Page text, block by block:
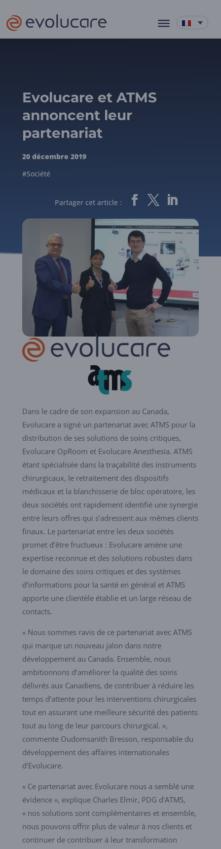
Evolucare et ATMS
annoncent leur
partenariat
20 décembre 2019
#Société
Partager cet article :
Dans le cadre de son expansion au Canada,
Evolucare a signé un partenariat avec ATMS pour la
distribution de ses solutions de soins critiques,
Evolucare OpRoom et Evolucare Anesthesia. ATMS
étant spécialisée dans la traçabilité des instruments
chirurgicaux, le retraitement des dispositifs
médicaux et la blanchisserie de bloc opératoire, les
deux sociétés ont rapidement identifié une synergie
entre leurs offres qui s’adressent aux mêmes clients
finaux. Le partenariat entre les deux sociétés
promet d’être fructueux : Evolucare amène une
expertise reconnue et des solutions robustes dans
le domaine des soins critiques et des systèmes
d’informations pour la santé en général et ATMS
apporte une clientèle établie et un large réseau de
contacts.
« Nous sommes ravis de ce partenariat avec ATMS
qui marque un nouveau jalon dans notre
développement au Canada. Ensemble, nous
ambitionnons d’améliorer la qualité des soins
délivrés aux Canadiens, de contribuer à réduire les
temps d’attente pour les interventions chirurgicales
tout en assurant une meilleure sécurité des patients
tout au long de leur parcours chirurgical. »,
commente Oudomsanith Bresson, responsable du
développement des affaires internationales
d’Evolucare.
« Ce partenariat avec Evolucare nous a semblé une
évidence », explique Charles Elmir, PDG d’ATMS,
« nos solutions sont complémentaires et ensemble,
nous pouvons offrir plus de valeur à nos clients et
continuer de contribuer à leur transformation